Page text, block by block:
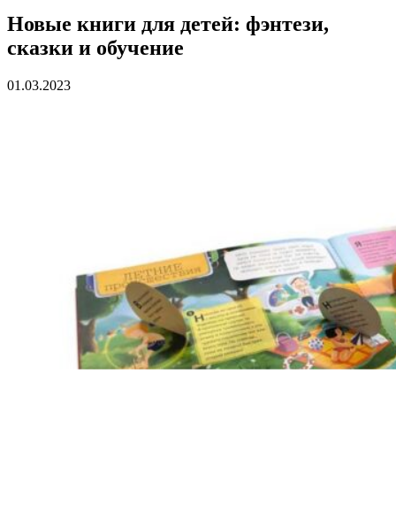
Новые книги для детей: фэнтези,
сказки и обучение
01.03.2023